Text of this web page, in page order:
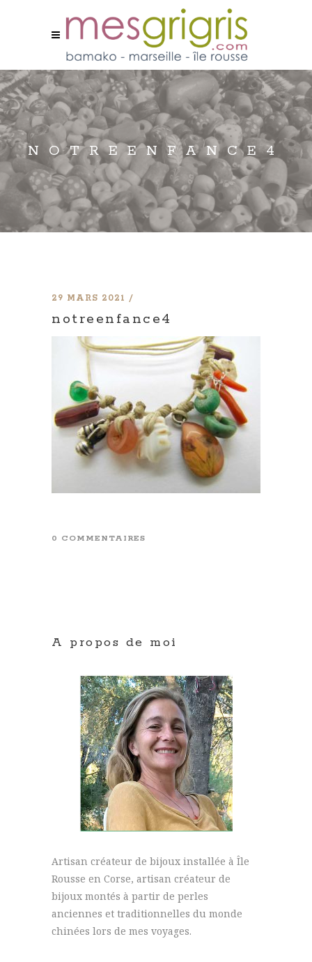
NOTREENFANCE4
29 MARS 2021
notreenfance4
0 COMMENTAIRES
A propos de moi
Artisan créateur de bijoux installée à Île
Rousse en Corse, artisan créateur de
bijoux montés à partir de perles
anciennes et traditionnelles du monde
chinées lors de mes voyages.